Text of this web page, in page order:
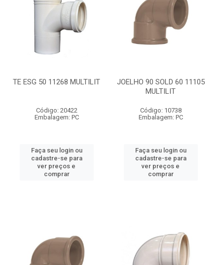
TE ESG 50 11268 MULTILIT
Código: 20422
Embalagem: PC
Faça seu login ou
cadastre-se para
ver preços e
comprar
JOELHO 90 SOLD 60 11105
MULTILIT
Código: 10738
Embalagem: PC
Faça seu login ou
cadastre-se para
ver preços e
comprar